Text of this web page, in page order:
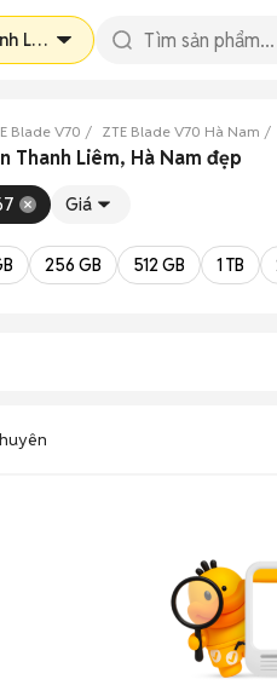
Liêm
Blade V70 ZTE Blade V70 Hà Nam
Thanh Liêm, Hà Nam đẹp
Giá
256 GB 512 GB 1 TB